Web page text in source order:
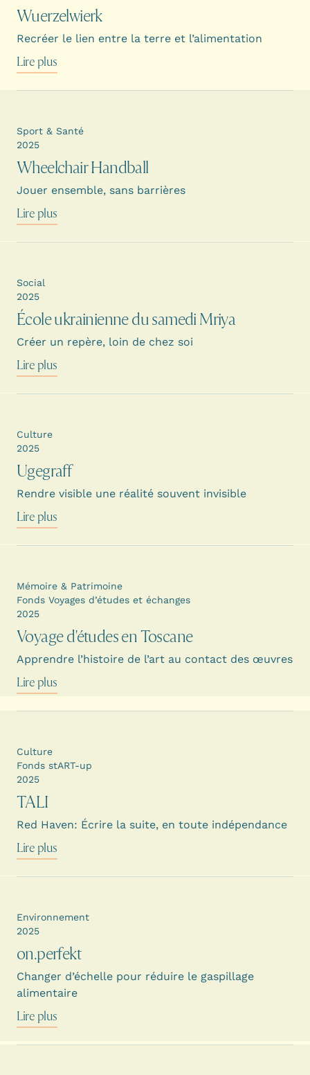
Wuerzelwierk
Recréer le lien entre la terre et l’alimentation
Lire plus
Wheelchair Handball
Jouer ensemble, sans barrières
Sport & Santé
2025
Lire plus
École ukrainienne du samedi Mriya
Créer un repère, loin de chez soi
Social
2025
Lire plus
Ugegraff
Rendre visible une réalité souvent invisible
Culture
2025
Lire plus
Voyage d'études en Toscane
Apprendre l’histoire de l’art au contact des œuvres
Mémoire & Patrimoine
Fonds Voyages d’études et échanges
2025
Lire plus
TALI
Red Haven: Écrire la suite, en toute indépendance
Culture
Fonds stART-up
2025
Lire plus
on.perfekt
Changer d’échelle pour réduire le gaspillage
alimentaire
Environnement
2025
Lire plus